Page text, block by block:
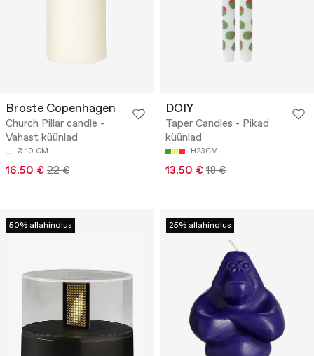
Broste Copenhagen
Church Pillar candle -
Vahast küünlad
Ø 10 CM
16.50 € 22 €
DOIY
Taper Candles - Pikad
küünlad
H23CM
13.50 € 18 €
50% allahindlus 25% allahindlus